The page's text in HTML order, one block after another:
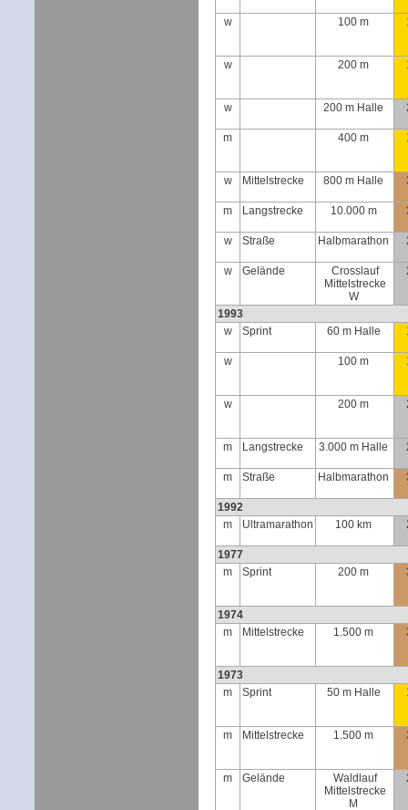
w 100 m
w 200 m
w 200 m Halle
m 400 m
w Mittelstrecke 800 m Halle
m Langstrecke 10.000 m
w Straße Halbmarathon
w Gelände
Crosslauf
Mittelstrecke
W
1993
w
Sprint 60 m Halle
w 100 m
w 200 m
m Langstrecke 3.000 m Halle
m Straße Halbmarathon
1992
m
Ultramarathon 100 km
1977
m
Sprint 200 m
1974
m
Mittelstrecke 1.500 m
1973
m
Sprint 50 m Halle
m Mittelstrecke 1.500 m
m Gelände
Waldlauf
Mittelstrecke
M